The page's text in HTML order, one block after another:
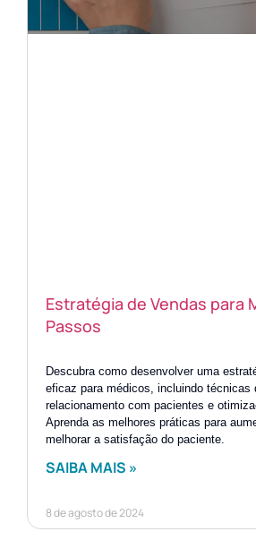
Estratégia de Vendas para
Passos
Descubra como desenvolver uma
eficaz para médicos, incluindo técnicas
relacionamento com pacientes e
Aprenda as melhores práticas para
melhorar a satisfação do paciente.
SAIBA MAIS »
8 de agosto de 2024